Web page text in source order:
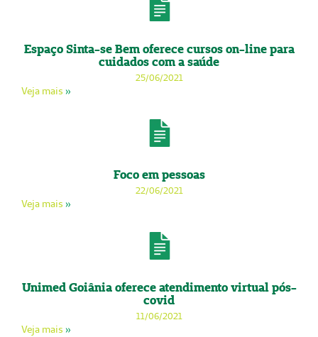
Espaço Sinta-se Bem oferece cursos on-line para
cuidados com a saúde
25/06/2021
Veja mais »
Foco em pessoas
22/06/2021
Veja mais »
Unimed Goiânia oferece atendimento virtual pós-
covid
11/06/2021
Veja mais »